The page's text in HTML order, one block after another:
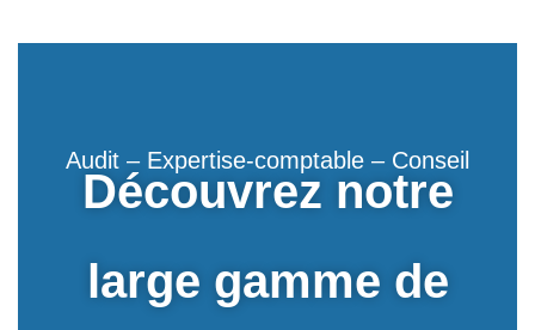
Audit – Expertise-comptable – Conseil
Découvrez notre
large gamme de